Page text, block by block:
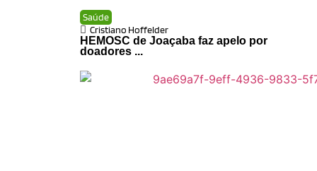
Saúde
Cristiano Hoffelder
HEMOSC de Joaçaba faz apelo por
doadores ...